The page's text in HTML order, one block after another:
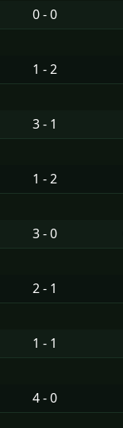
0 - 0
1 - 2
3 - 1
1 - 2
3 - 0
2 - 1
1 - 1
4 - 0